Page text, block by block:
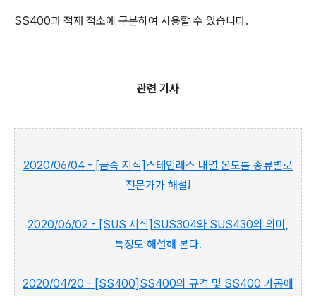
SS400과 적재 적소에 구분하여 사용할 수 있습니다.
관련 기사
2020/06/04 - [금속 지식]스테인레스 내열 온도를 종류별로
전문가가 해설!
2020/06/02 - [SUS 지식]SUS304와 SUS430의 의미,
특징도 해설해 본다.
2020/04/20 - [SS400]SS400의 규격 및 SS400 가공에